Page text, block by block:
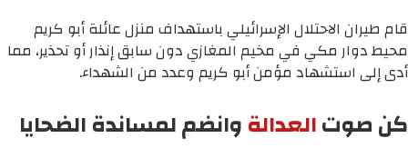
قام طيران الاحتلال الإسرائيلي باستهداف منزل عائلة أبو كريم
محيط دوار مكي في مخيم المغازي دون سابق إنذار أو تحذير، مما
أدى إلى استشهاد مؤمن أبو كريم وعدد من الشهداء.
كن صوتالعدالةوانضم لمساندة الضحايا